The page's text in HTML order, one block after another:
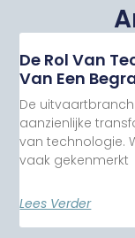
De Rol Van
Van Een
De
aanzienlijke
van technologie.
vaak gekenmerkt
Lees Verder